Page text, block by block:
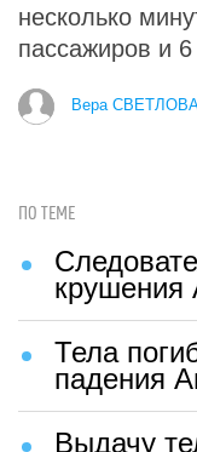
несколько
пассажиров и
Вера
ПО ТЕМЕ
крушения
Тела
падения
Выдачу